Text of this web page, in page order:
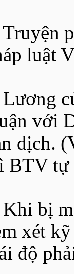
Truyện
luật
với
dịch.
BTV tự
Khi bị
xét
độ